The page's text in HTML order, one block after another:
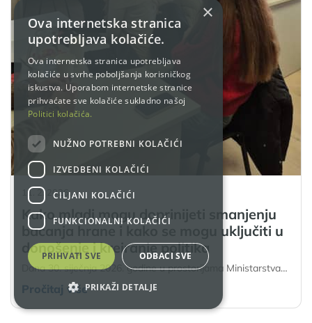
11. 2. 2026.
Kako mladi mogu doprinijeti smanjenju
bacanja hrane i kako se mogu uključiti u
donošenje i kreiranje politika
Dana 30. siječnja 2026. godine u prostorijama Ministarstva…
Pročitaj više
×
Ova internetska stranica
upotrebljava kolačiće.
Ova internetska stranica upotrebljava
kolačiće u svrhe poboljšanja korisničkog
iskustva. Uporabom internetske stranice
prihvaćate sve kolačiće sukladno našoj
Politici kolačića.
NUŽNO POTREBNI KOLAČIĆI
IZVEDBENI KOLAČIĆI
CILJANI KOLAČIĆI
FUNKCIONALNI KOLAČIĆI
PRIHVATI SVE ODBACI SVE
PRIKAŽI DETALJE